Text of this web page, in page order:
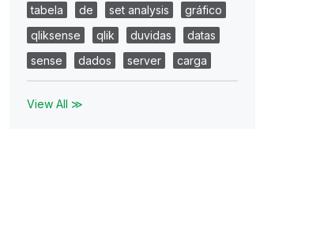
tabela
de set analysis
gráfico
qliksense
qlik duvidas
datas
sense
dados server carga
View All ≫